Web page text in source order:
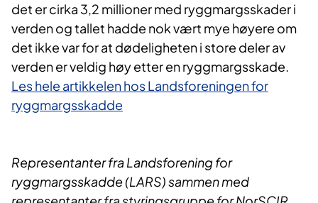
det er cirka 3,2 millioner med ryggmargsskader i
verden og tallet hadde nok vært mye høyere om
det ikke var for at dødeligheten i store deler av
verden er veldig høy etter en ryggmargsskade.
Les hele artikkelen hos Landsforeningen for
ryggmargsskadde
Representanter fra Landsforening for
ryggmargsskadde (LARS) sammen med